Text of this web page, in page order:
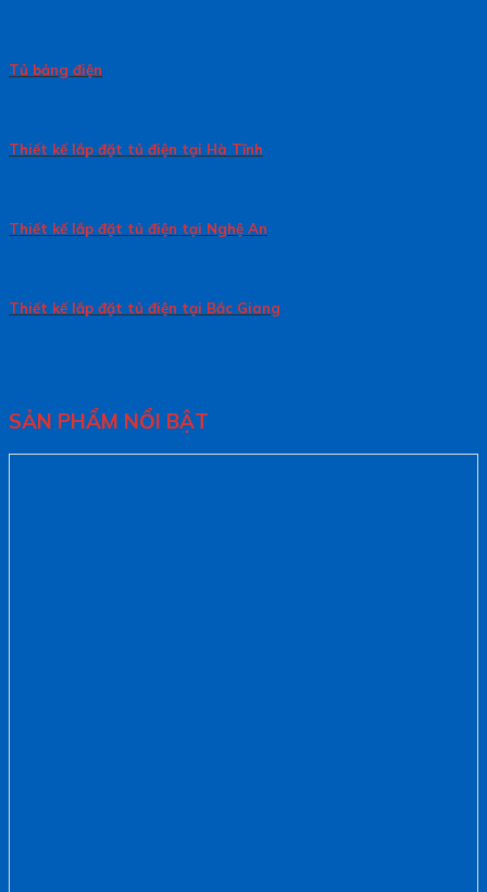
Tủ bảng điện
Thiết kế lắp đặt tủ điện tại Hà Tĩnh
Thiết kế lắp đặt tủ điện tại Nghệ An
Thiết kế lắp đặt tủ điện tại Bắc Giang
SẢN PHẨM NỔI BẬT